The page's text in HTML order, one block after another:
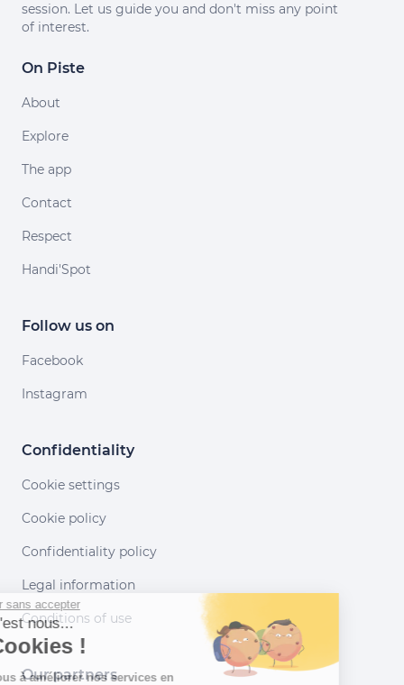
session. Let us guide you and don't miss any point
of interest.
On Piste
About
Explore
The app
Contact
Respect
Handi'Spot
Follow us on
Facebook
Instagram
Confidentiality
Cookie settings
Cookie policy
Confidentiality policy
Legal information
Conditions of use
Our partners
Continuer sans accepter
Salut c'est nous...
les Cookies !
Aidez-nous à améliorer nos services en